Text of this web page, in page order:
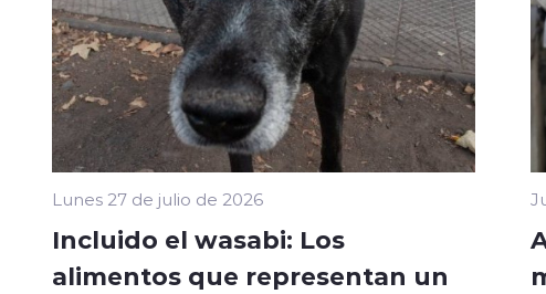
Lunes 27 de julio de 2026
Incluido el wasabi: Los
alimentos que representan un